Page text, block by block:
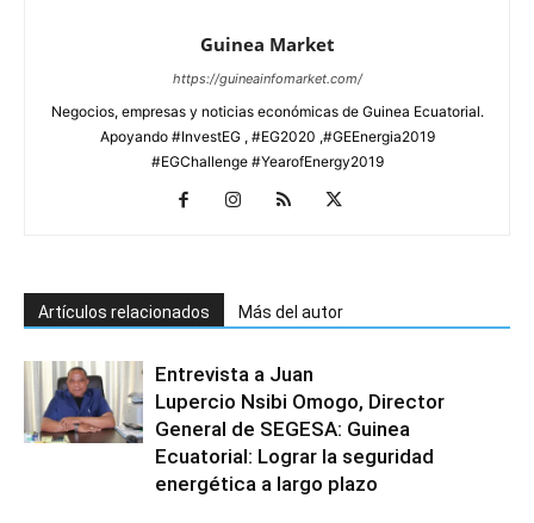
Guinea Market
https://guineainfomarket.com/
Negocios, empresas y noticias económicas de Guinea Ecuatorial.
Apoyando #InvestEG , #EG2020 ,#GEEnergia2019
#EGChallenge #YearofEnergy2019
Artículos relacionados Más del autor
Entrevista a Juan
Lupercio Nsibi Omogo, Director
General de SEGESA: Guinea
Ecuatorial: Lograr la seguridad
energética a largo plazo